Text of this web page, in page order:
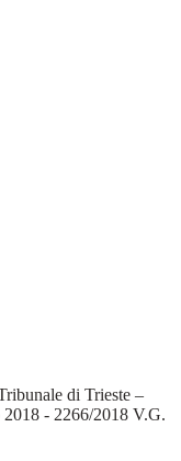
di Trieste –
- 2266/2018 V.G.